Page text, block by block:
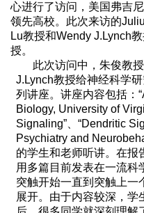
心进行了访问，美国弗吉
领先高校。此次来访的
Lu教授和Wendy J.Lynch
授。
此次访问中，朱俊教授
J.Lynch教授给神经科学
列讲座。讲座内容包括：
Biology, University of
Signaling”、“Dendritic
Psychiatry and
的学生和老师听讲。在报
用多篇目前发表在一流科
突触开始一直到突触上一
展开。由于内容较深，学